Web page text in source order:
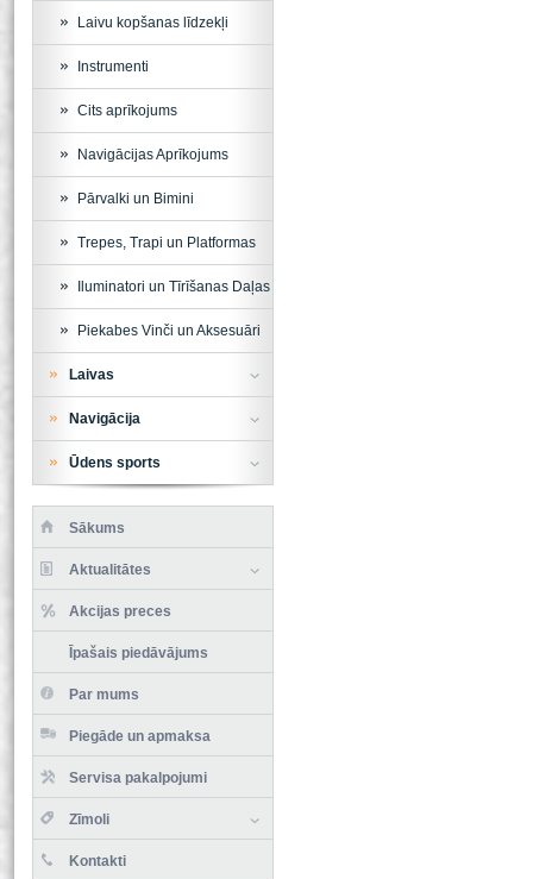
Laivu kopšanas līdzekļi
Instrumenti
Cits aprīkojums
Navigācijas Aprīkojums
Pārvalki un Bimini
Trepes, Trapi un Platformas
Iluminatori un Tīrīšanas Daļas
Piekabes Vinči un Aksesuāri
Laivas
Navigācija
Ūdens sports
Sākums
Aktualitātes
Akcijas preces
Īpašais piedāvājums
Par mums
Piegāde un apmaksa
Servisa pakalpojumi
Zīmoli
Kontakti